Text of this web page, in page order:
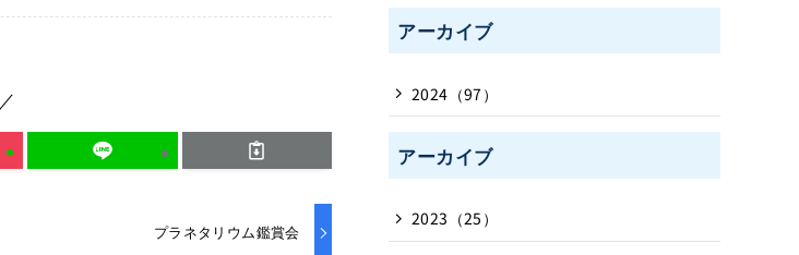
プラネタリウム鑑賞会
アーカイブ
2024（97）
アーカイブ
2023（25）